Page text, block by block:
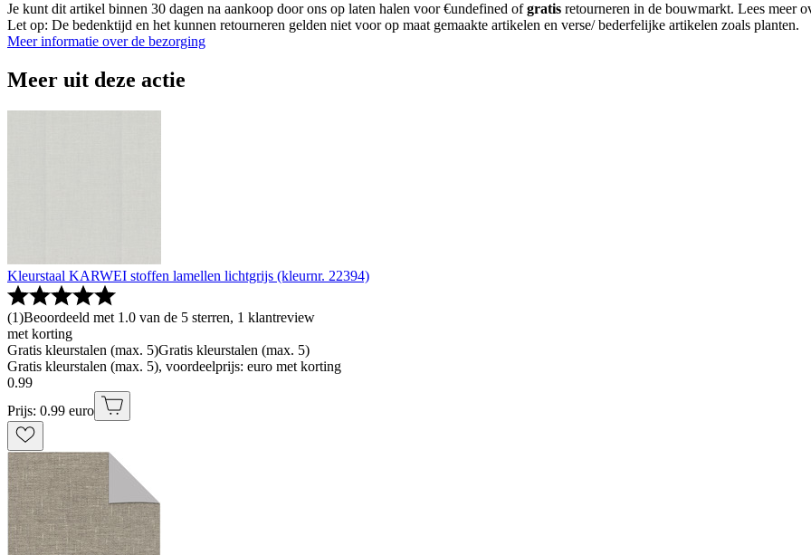
Je kunt dit artikel binnen 30 dagen na aankoop door ons op laten halen voor €undefined ofgratis retourneren in de bouwmarkt. Lees meer
Let op: De bedenktijd en het kunnen retourneren gelden niet voor op maat gemaakte artikelen en verse/ bederfelijke artikelen zoals planten.
Meer informatie over de bezorging
Meer uit deze actie
Kleurstaal KARWEI stoffen lamellen lichtgrijs (kleurnr. 22394)
(1)Beoordeeld met 1.0 van de 5 sterren, 1 klantreview
met korting
Gratis kleurstalen (max. 5)Gratis kleurstalen (max. 5)
Gratis kleurstalen (max. 5), voordeelprijs: euro met korting
0.99
Prijs: 0.99 euro